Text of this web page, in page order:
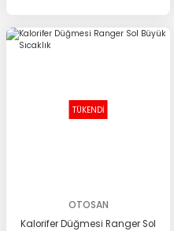
TÜKENDİ
OTOSAN
Kalorifer Düğmesi Ranger Sol